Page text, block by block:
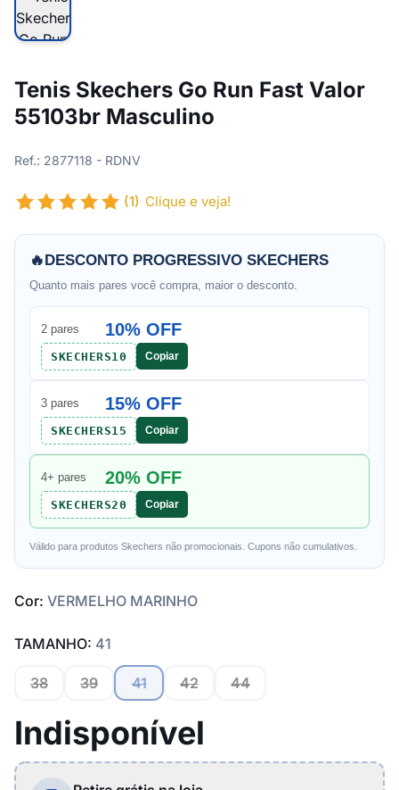
Tenis Skechers Go Run Fast Valor
55103br Masculino
Ref.: 2877118 - RDNV
(1) Clique e veja!
🔥DESCONTO PROGRESSIVO SKECHERS
Quanto mais pares você compra, maior o desconto.
2 pares 10% OFF
SKECHERS10 Copiar
3 pares 15% OFF
SKECHERS15 Copiar
4+ pares 20% OFF
SKECHERS20 Copiar
Válido para produtos Skechers não promocionais. Cupons não cumulativos.
Cor: VERMELHO MARINHO
TAMANHO: 41
38 39 41 42 44
Indisponível